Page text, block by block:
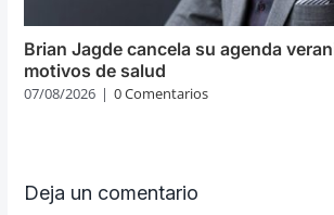
Brian Jagde cancela su agenda
motivos de salud
07/08/2026 | 0 Comentarios
Deja un comentario